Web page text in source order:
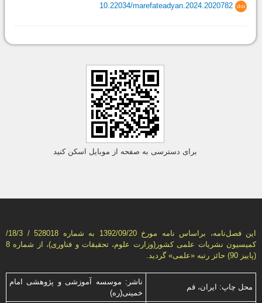
doi
10.22034/marefateadyan.2024.2020782
برای دسترسی به صفحه از موبایل اسکن کنید
این فصل‌نامه، براساس نامه مورخ 1392/09/20 به شماره 528018 / 18/3/
كمیسیون نشریات علمی كشور(وزارت علوم، تحقیقات و فناوری)، از شماره 8
(پاییز 90) حائز رتبه «علمی» گردید.
محل چاپ: ایران، قم
ناشر: موسسه آموزشی و پژوهشی امام
خمینی(ره)